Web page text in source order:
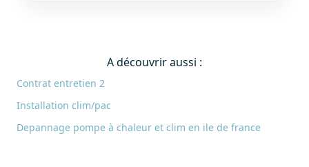
A découvrir aussi :
Contrat entretien 2
Installation clim/pac
Depannage pompe à chaleur et clim en ile de france